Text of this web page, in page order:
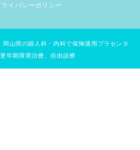
ライバシーポリシー
岡山県の婦人科・内科で保険適用プラセンタ
年期障害治療、自由診療